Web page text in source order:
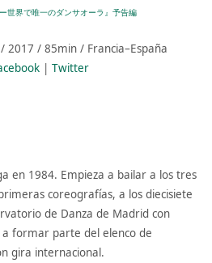
ー世界で唯一のダンサオーラ』予告編
2017 / 85min / Francia–España
|Twitter
en 1984. Empieza a bailar a los tres
coreografías, a los diecisiete
de Danza de Madrid con
formar parte del elenco de
gira internacional.